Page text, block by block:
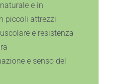
e in
piccoli attrezzi
e resistenza
e senso del